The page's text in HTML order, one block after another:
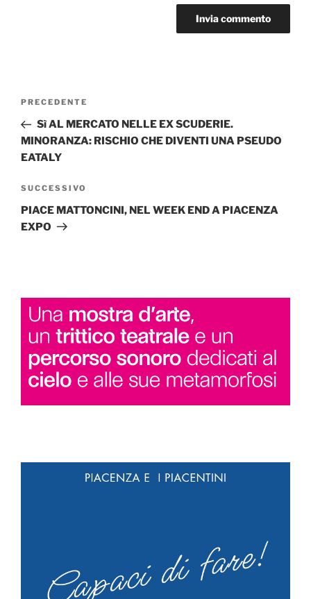
Navigazione
Articolo
precedente:
PRECEDENTE
Sì AL MERCATO NELLE EX SCUDERIE.
MINORANZA: RISCHIO CHE DIVENTI UNA PSEUDO
EATALY
Articolo
successivo
SUCCESSIVO
PIACE MATTONCINI, NEL WEEK END A PIACENZA
EXPO